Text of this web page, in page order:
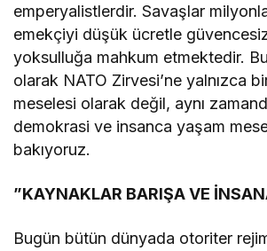
emperyalistlerdir. Savaşlar
emekçiyi düşük ücretle
yoksulluğa mahkum etmektedir.
olarak NATO Zirvesi’ne yalnızca
meselesi olarak değil, aynı
demokrasi ve insanca yaşam
bakıyoruz.
​”KAYNAKLAR BARIŞA VE
​Bugün bütün dünyada otoriter